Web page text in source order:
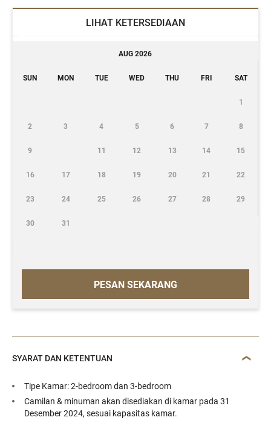
LIHAT KETERSEDIAAN
PESAN SEKARANG
AUG 2026
SUN MON TUE WED THU FRI SAT
1
2 3 4 5 6 7 8
9 11 12 13 14 15
16 17 18 19 20 21 22
23 24 25 26 27 28 29
30 31
SYARAT DAN KETENTUAN
Tipe Kamar: 2-bedroom dan 3-bedroom
Camilan & minuman akan disediakan di kamar pada 31
Desember 2024, sesuai kapasitas kamar.